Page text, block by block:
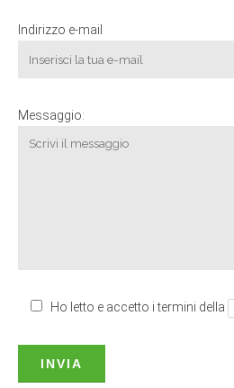
Indirizzo e-mail
Messaggio:
Ho letto e accetto i termini della